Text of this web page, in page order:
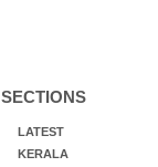
SECTIONS
LATEST
KERALA